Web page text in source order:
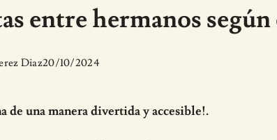
entre hermanos según
Diaz20/10/2024
de una manera divertida y accesible!.